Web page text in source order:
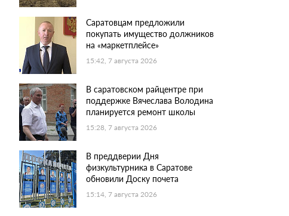
Саратовцам предложили
покупать имущество должников
на «маркетплейсе»
15:42, 7 августа 2026
В саратовском райцентре при
поддержке Вячеслава Володина
планируется ремонт школы
15:28, 7 августа 2026
В преддверии Дня
физкультурника в Саратове
обновили Доску почета
15:14, 7 августа 2026